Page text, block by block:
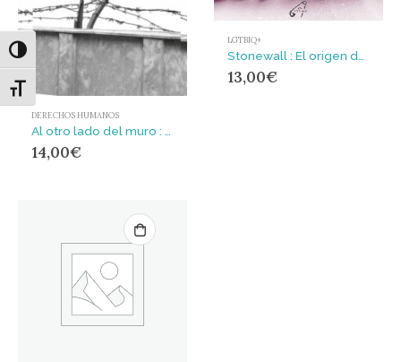
Alternar alto contraste
Alternar tamaño de letra
DERECHOS HUMANOS
14,00€
LGTBIQ+
Stonewall : El origen de una revuelta
13,00€